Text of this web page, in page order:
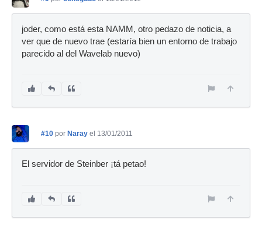
joder, como está esta NAMM, otro pedazo de noticia, a
ver que de nuevo trae (estaría bien un entorno de trabajo
parecido al del Wavelab nuevo)
#10 por Naray el 13/01/2011
El servidor de Steinber ¡tá petao!